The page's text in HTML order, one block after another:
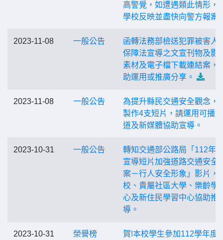
高警覺，如遭遇類此情形，
學校反映並盡快向警方報案
2023-11-08 一般公告
函轉法務部檢送犯罪被害人
保障法宣導之文宣刊物及影
素材及電子檔下載連結案，
助運用或推廣分享。
2023-11-08 一般公告
為提升縣民交通安全觀念，
製作4支短片，請運用可播
道及新媒體協助宣導。
2023-10-31 一般公告
轉知交通部公路局「112年
宣導短片加強道路交通安全
案－行人安全形象」影片，
校、貴屬社區大學、樂齡學
心及新住民學習中心協助推
導。
2023-10-31 榮譽榜
賀!本校學生參加112學年度